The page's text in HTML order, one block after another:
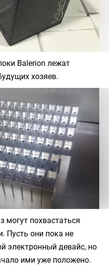
Balerion лежат
хозяев.
могут похвастаться
Пусть они пока не
электронный девайс, но
ими уже положено.